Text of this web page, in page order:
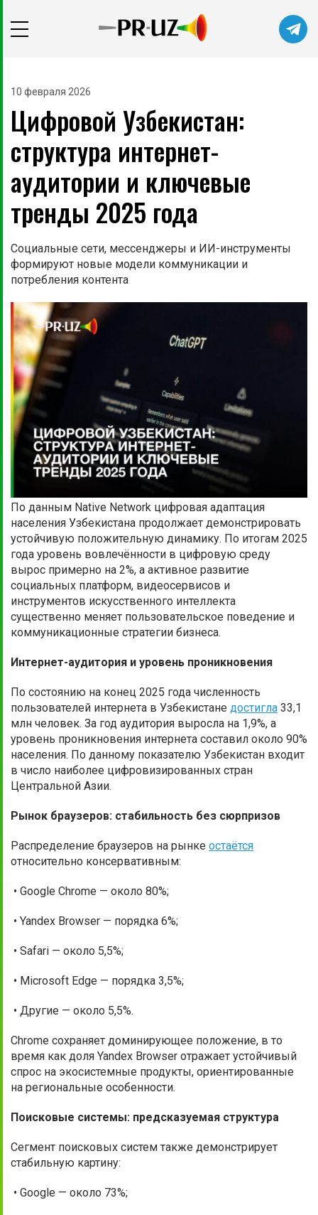
Не сейчас Подписаться
10 февраля 2026
Цифровой Узбекистан:
структура интернет-
аудитории и ключевые
тренды 2025 года
Социальные сети, мессенджеры и ИИ-инструменты
формируют новые модели коммуникации и
потребления контента
По данным Native Network цифровая адаптация
населения Узбекистана продолжает демонстрировать
устойчивую положительную динамику. По итогам 2025
года уровень вовлечённости в цифровую среду
вырос примерно на 2%, а активное развитие
социальных платформ, видеосервисов и
инструментов искусственного интеллекта
существенно меняет пользовательское поведение и
коммуникационные стратегии бизнеса.
Интернет-аудитория и уровень проникновения
По состоянию на конец 2025 года численность
пользователей интернета в Узбекистане достигла 33,1
млн человек. За год аудитория выросла на 1,9%, а
уровень проникновения интернета составил около 90%
населения. По данному показателю Узбекистан входит
в число наиболее цифровизированных стран
Центральной Азии.
Рынок браузеров: стабильность без сюрпризов
Распределение браузеров на рынке остаётся
относительно консервативным:
• Google Chrome — около 80%;
• Yandex Browser — порядка 6%;
• Safari — около 5,5%;
• Microsoft Edge — порядка 3,5%;
• Другие — около 5,5%.
Chrome сохраняет доминирующее положение, в то
время как доля Yandex Browser отражает устойчивый
спрос на экосистемные продукты, ориентированные
на региональные особенности.
Поисковые системы: предсказуемая структура
Сегмент поисковых систем также демонстрирует
стабильную картину:
• Google — около 73%;